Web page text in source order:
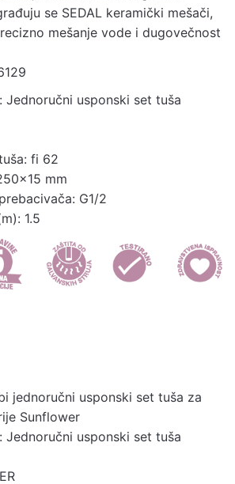
se SEDAL keramički mešači,
mešanje vode i dugovečnost
Jednoručni usponski set tuša
fi 62
mm
G1/2
1.5
jednoručni usponski set tuša za
Sunflower
Jednoručni usponski set tuša
ovde
ovde